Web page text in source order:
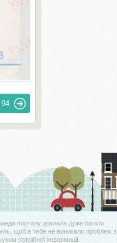
94
порталу доклала дуже багато
щоб в тебе не виникало проблем з
потрібної інформації.